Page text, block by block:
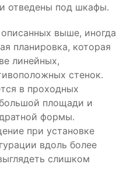
отведены под шкафы.
выше, иногда
планировка, которая
линейных,
стенок.
в проходных
площади и
формы.
при установке
вдоль более
слишком